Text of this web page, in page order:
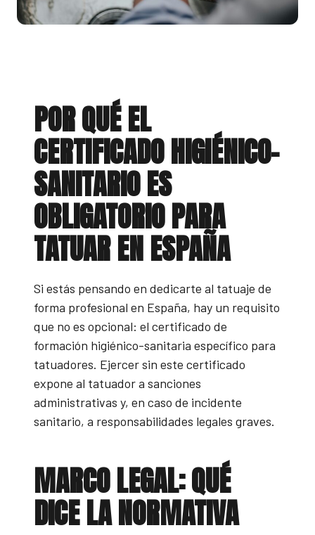
POR QUÉ EL
CERTIFICADO HIGIÉNICO-
SANITARIO ES
OBLIGATORIO PARA
TATUAR EN ESPAÑA
Si estás pensando en dedicarte al tatuaje de
forma profesional en España, hay un requisito
que no es opcional: el certificado de
formación higiénico-sanitaria específico para
tatuadores. Ejercer sin este certificado
expone al tatuador a sanciones
administrativas y, en caso de incidente
sanitario, a responsabilidades legales graves.
MARCO LEGAL: QUÉ
DICE LA NORMATIVA